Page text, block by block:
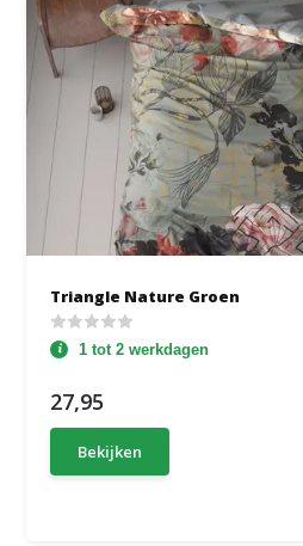
Triangle Nature Groen
1 tot 2 werkdagen
27,95
Bekijken